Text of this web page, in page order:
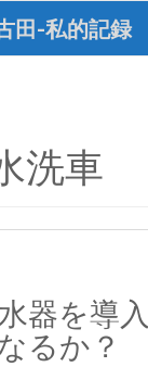
田-私的記録
洗車
器を導
るか？